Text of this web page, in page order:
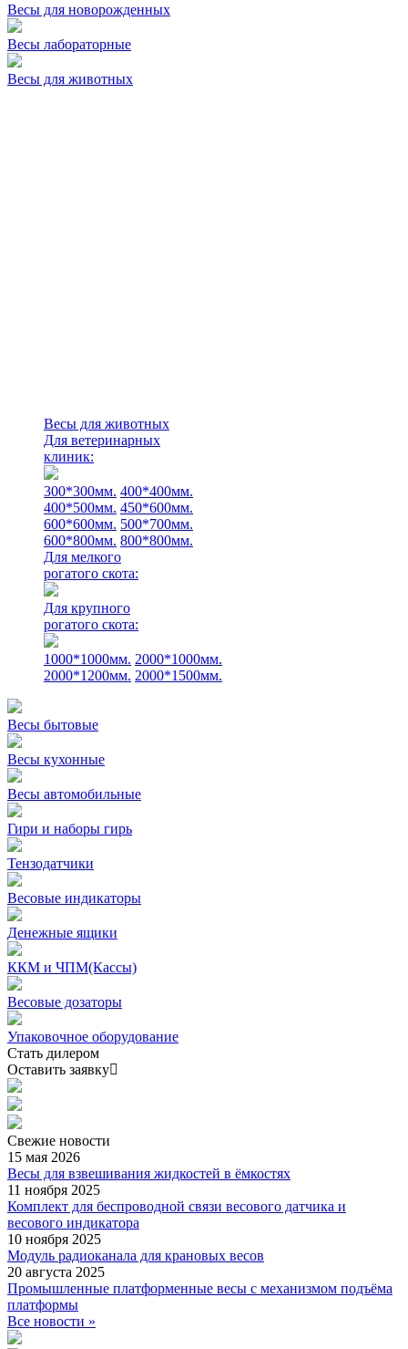
Весы для новорожденных
Весы лабораторные
Весы для животных
Весы для животных
Для ветеринарных
клиник:
300*300мм. 400*400мм.
400*500мм. 450*600мм.
600*600мм. 500*700мм.
600*800мм. 800*800мм.
Для мелкого
рогатого скота:
Для крупного
рогатого скота:
1000*1000мм. 2000*1000мм.
2000*1200мм. 2000*1500мм.
Весы бытовые
Весы кухонные
Весы автомобильные
Гири и наборы гирь
Тензодатчики
Весовые индикаторы
Денежные ящики
ККМ и ЧПМ(Кассы)
Весовые дозаторы
Упаковочное оборудование
Стать дилером
Оставить заявку
Свежие новости
15 мая 2026
Весы для взвешивания жидкостей в ёмкостях
11 ноября 2025
Комплект для беспроводной связи весового датчика и
весового индикатора
10 ноября 2025
Модуль радиоканала для крановых весов
20 августа 2025
Промышленные платформенные весы с механизмом подъёма
платформы
Все новости »